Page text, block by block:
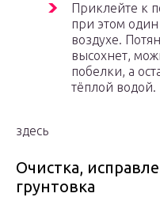
Приклейте к
при этом один
воздухе.
высохнет,
побелки, а
тёплой водой.
здесь
Очистка,
грунтовка